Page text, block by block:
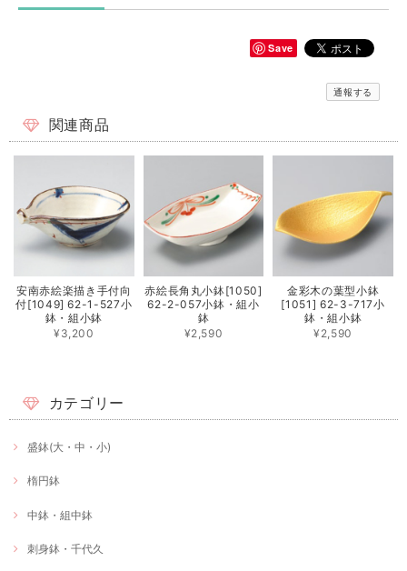
Save
通報する
関連商品
安南赤絵楽描き手付向
付[1049] 62-1-527小
鉢・組小鉢
¥3,200
赤絵長角丸小鉢[1050]
62-2-057小鉢・組小
鉢
¥2,590
金彩木の葉型小鉢
[1051] 62-3-717小
鉢・組小鉢
¥2,590
カテゴリー
盛鉢(大・中・小)
楕円鉢
中鉢・組中鉢
刺身鉢・千代久